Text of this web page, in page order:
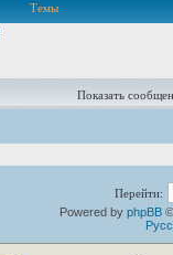
Темы
Показать
Перейти:
Powered by phpBB